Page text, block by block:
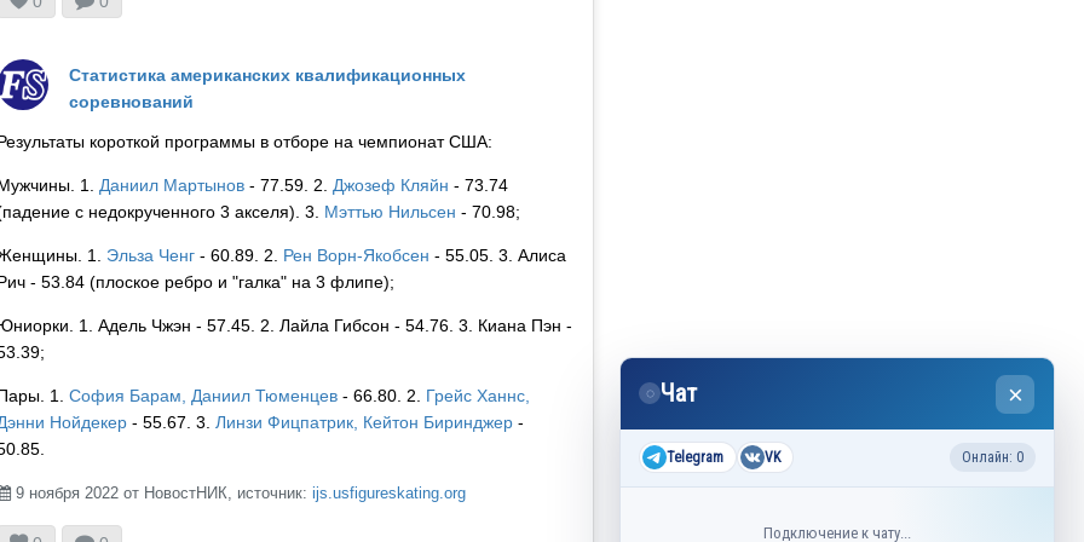
USA
Статистика американских квалификационных
соревнований
короткой программы в отборе на чемпионат США:
1. Даниил Мартынов- 77.59. 2. Джозеф Кляйн - 73.74
с недокрученного 3 акселя). 3. Мэттью Нильсен - 70.98;
1. Эльза Ченг- 60.89. 2. Рен Ворн-Якобсен - 55.05. 3. Алиса
- 53.84 (плоское ребро и "галка" на 3 флипе);
1. Адель Чжэн - 57.45. 2. Лайла Гибсон - 54.76. 3. Киана Пэн -
1. София Барам, Даниил Тюменцев- 66.80. 2. Грейс Ханнс,
Нойдекер- 55.67. 3. Линзи Фицпатрик, Кейтон Биринджер-
9 ноября 2022 от НовостНИК, источник: ijs.usfigureskating.org
×
◌ Чат
Telegram VK Онлайн: 0
Подключение к чату...